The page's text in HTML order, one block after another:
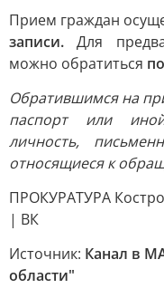
Прием граждан
записи. Для
можно обратиться
Обратившимся на
паспорт или
личность,
относящиеся к
ПРОКУРАТУРА
| ВК
Источник: Канал в
области"